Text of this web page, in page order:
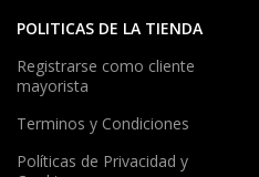
POLITICAS DE LA TIENDA
Registrarse como cliente
mayorista
Terminos y Condiciones
Políticas de Privacidad y